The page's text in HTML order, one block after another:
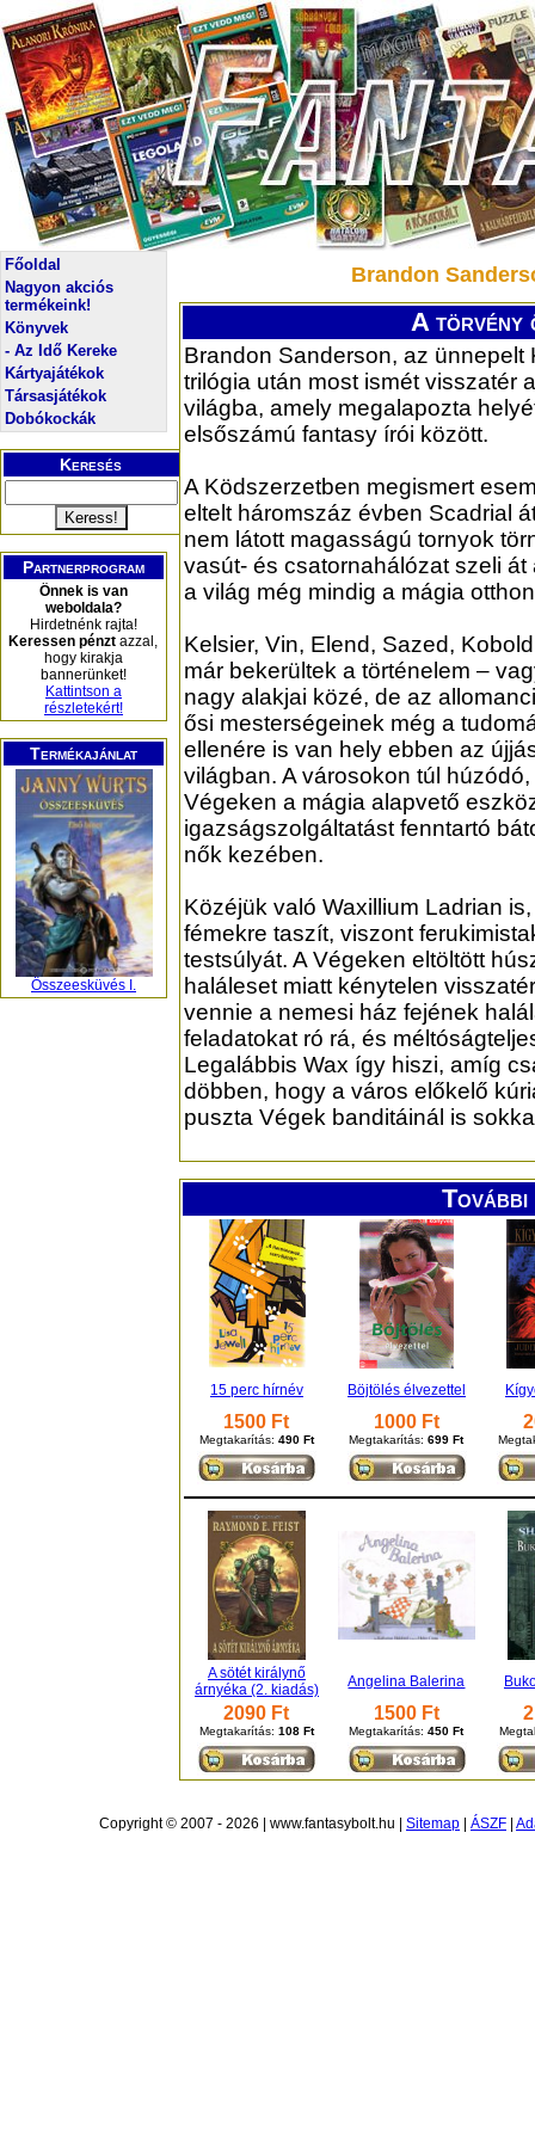
Főoldal
Nagyon akciós
termékeink!
Könyvek
- Az Idő Kereke
Kártyajátékok
Társasjátékok
Dobókockák
Keresés
Partnerprogram
Önnek is van
weboldala?
Hirdetnénk rajta!
Keressen pénzt azzal,
hogy kirakja
bannerünket!
Kattintson a
részletekért!
Termékajánlat
Összeesküvés I.
Brandon
A törvény
Brandon Sanderson, az ünnepelt
trilógia után most ismét visszatér
világba, amely megalapozta
elsőszámú fantasy írói között.
A Ködszerzetben megismert
eltelt háromszáz évben Scadrial
nem látott magasságú tornyok
vasút- és csatornahálózat szeli át
a világ még mindig a mágia
Kelsier, Vin, Elend, Sazed,
már bekerültek a történelem –
nagy alakjai közé, de az
ősi mesterségeinek még a
ellenére is van hely ebben az
világban. A városokon túl
Végeken a mágia alapvető
igazságszolgáltatást fenntartó
nők kezében.
Közéjük való Waxillium Ladrian
fémekre taszít, viszont
testsúlyát. A Végeken eltöltött
haláleset miatt kénytelen
vennie a nemesi ház fejének
feladatokat ró rá, és
Legalábbis Wax így hiszi, amíg
döbben, hogy a város előkelő
puszta Végek banditáinál is
15 perc hírnév Böjtölés élvezettel
1500 Ft
Megtakarítás: 490 Ft
1000 Ft
Megtakarítás:699 Ft
A sötét királynő
árnyéka (2. kiadás)
Angelina Balerina
2090 Ft
Megtakarítás: 108 Ft
1500 Ft
Megtakarítás:450 Ft
Copyright © 2007 - 2026 | www.fantasybolt.hu | Sitemap ÁSZF